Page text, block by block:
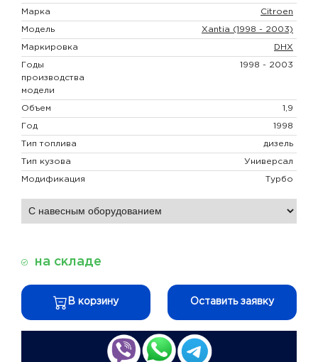
Марка Citroen
Модель Xantia (1998 - 2003)
Маркировка DHX
Годы
производства
модели
1998 - 2003
Объем 1,9
Год 1998
Тип топлива дизель
Тип кузова Универсал
Модификация Турбо
на складе
В корзину Оставить заявку